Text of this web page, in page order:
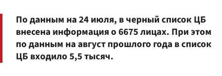
По данным на 24 июля, в черный список ЦБ
внесена информация о 6675 лицах. При этом
по данным на август прошлого года в список
ЦБ входило 5,5 тысяч.